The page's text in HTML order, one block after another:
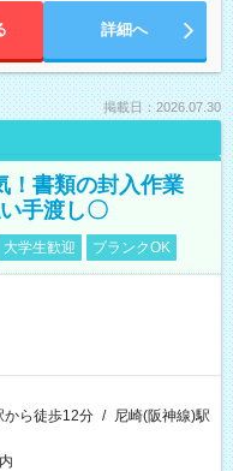
詳細へ
掲載日：2026.07.30
！書類の封入作業
手渡し〇
大学生歓迎 ブランクOK
から徒歩12分 / 尼崎(阪神線)駅